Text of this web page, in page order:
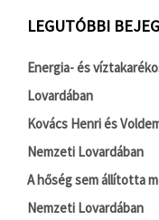
LEGUTÓBBI
Energia- és
Lovardában
Kovács Henri és
Nemzeti Lovardában
A hőség sem állította
Nemzeti Lovardában